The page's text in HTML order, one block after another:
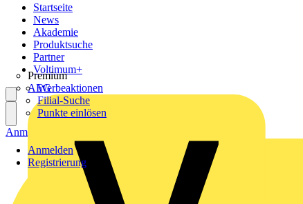
Startseite
News
Akademie
Produktsuche
Partner
Premium
AEG
Voltimum+
Werbeaktionen
Filial-Suche
Punkte einlösen
Anmelden
Registrierung
Anmelden